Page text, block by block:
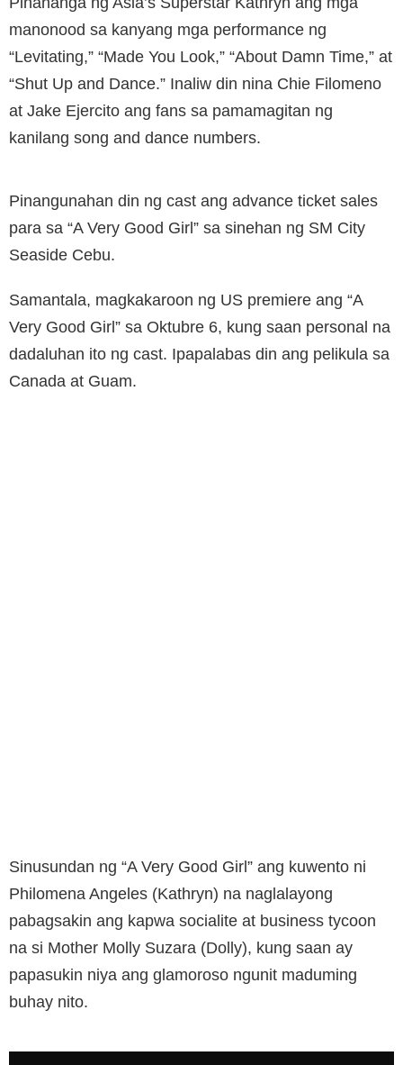
manonood sa kanyang mga performance ng
“Levitating,” “Made You Look,” “About Damn Time,” at
“Shut Up and Dance.” Inaliw din nina Chie Filomeno
at Jake Ejercito ang fans sa pamamagitan ng
kanilang song and dance numbers.
Pinangunahan din ng cast ang advance ticket sales
para sa “A Very Good Girl” sa sinehan ng SM City
Seaside Cebu.
Samantala, magkakaroon ng US premiere ang “A
Very Good Girl” sa Oktubre 6, kung saan personal na
dadaluhan ito ng cast. Ipapalabas din ang pelikula sa
Canada at Guam.
Sinusundan ng “A Very Good Girl” ang kuwento ni
Philomena Angeles (Kathryn) na naglalayong
pabagsakin ang kapwa socialite at business tycoon
na si Mother Molly Suzara (Dolly), kung saan ay
papasukin niya ang glamoroso ngunit maduming
buhay nito.